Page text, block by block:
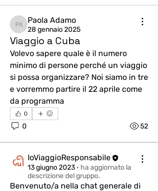
Paola Adamo
Paola Adamo
28 gennaio 2025
Viaggio a Cuba
Volevo sapere quale è il numero
minimo di persone perché un viaggio
si possa organizzare? Noi siamo in tre
e vorremmo partire il 22 aprile come
da programma
0
0 52
IoViaggioResponsabile
13 giugno 2023 · ha aggiornato la
descrizione del gruppo.
Benvenuto/a nella chat generale di